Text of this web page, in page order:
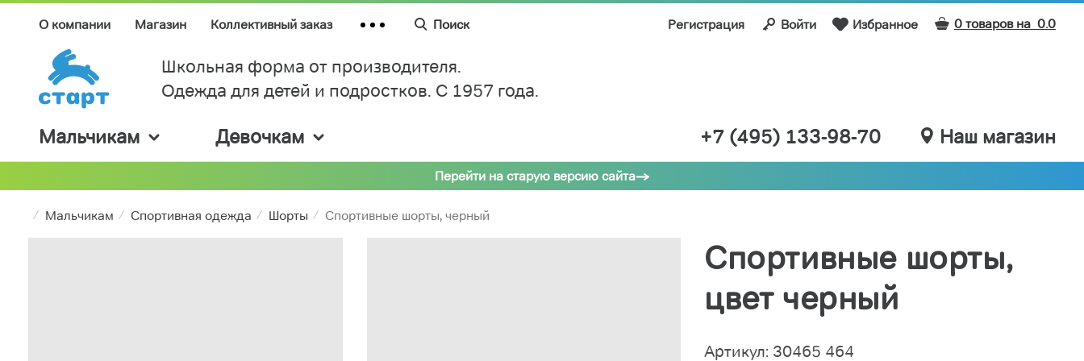
О компании Магазин Коллективный заказ Поиск Регистрация Войти Избранное 0 товаров на 0.0
Школьная форма от производителя.
Одежда для детей и подростков. C 1957 года.
Мальчикам Девочкам +7 (495) 133-98-70 Наш магазин
Перейти на старую версию сайта
Мальчикам Спортивная одежда Шорты Спортивные шорты, черный
Спортивные шорты,
цвет черный
Артикул: 30465 464